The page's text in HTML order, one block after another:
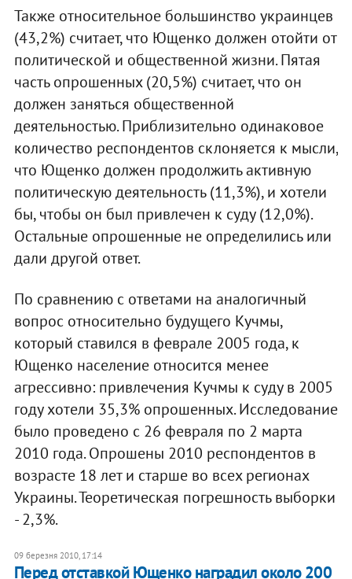
Также относительное большинство украинцев
(43,2%) считает, что Ющенко должен отойти от
политической и общественной жизни. Пятая
часть опрошенных (20,5%) считает, что он
должен заняться общественной
деятельностью. Приблизительно одинаковое
количество респондентов склоняется к мысли,
что Ющенко должен продолжить активную
политическую деятельность (11,3%), и хотели
бы, чтобы он был привлечен к суду (12,0%).
Остальные опрошенные не определились или
дали другой ответ.
По сравнению с ответами на аналогичный
вопрос относительно будущего Кучмы,
который ставился в феврале 2005 года, к
Ющенко население относится менее
агрессивно: привлечения Кучмы к суду в 2005
году хотели 35,3% опрошенных. Исследование
было проведено с 26 февраля по 2 марта
2010 года. Опрошены 2010 респондентов в
возрасте 18 лет и старше во всех регионах
Украины. Теоретическая погрешность выборки
- 2,3%.
09 березня 2010, 17:14
Перед отставкой Ющенко наградил около 200